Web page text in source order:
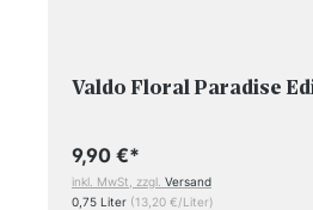
Valdo Floral Paradise
9,90 €*
inkl. MwSt, zzgl. Versand
0,75 Liter (13,20 €/Liter)